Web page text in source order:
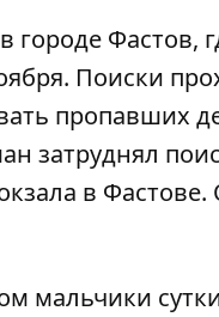
Фастов,
Поиски
пропавших
затруднял
в